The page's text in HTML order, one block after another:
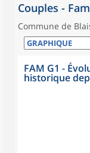
Couples -
Commune de
FAM G1 -
historique